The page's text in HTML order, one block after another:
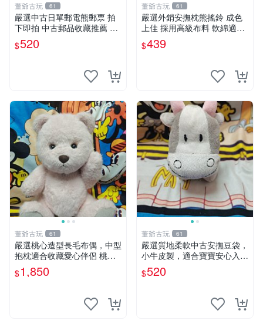
董爺古玩 61
嚴選中古日單郵電熊郵票 拍
下即拍 中古郵品收藏推薦 郵
票 郵電熊 日本
$520
董爺古玩 61
嚴選外銷安撫枕熊搖鈴 成色
上佳 採用高級布料 軟綿適合
收藏 安心選購 安撫枕 熊玩具
搖鈴
$439
董爺古玩 61
嚴選桃心造型長毛布偶，中型
抱枕適合收藏愛心伴侶 桃心
抱枕 布娃娃 猛咬布偶
$1,850
董爺古玩 61
嚴選質地柔軟中古安撫豆袋，
小牛皮製，適合寶寶安心入
眠。 安撫豆袋 小牛皮 寶寶安
撫
$520